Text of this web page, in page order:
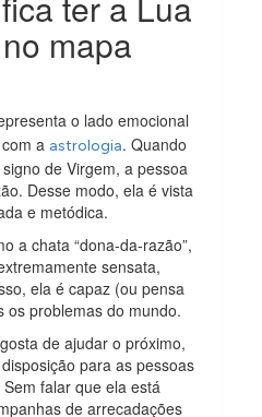
mapa
o lado emocional
a astrologia. Quando
de Virgem, a pessoa
Desse modo, ela é vista
e metódica.
a chata “dona-da-razão”,
sensata,
ela é capaz (ou pensa
os problemas do mundo.
de ajudar o próximo,
para as pessoas
falar que ela está
de arrecadações